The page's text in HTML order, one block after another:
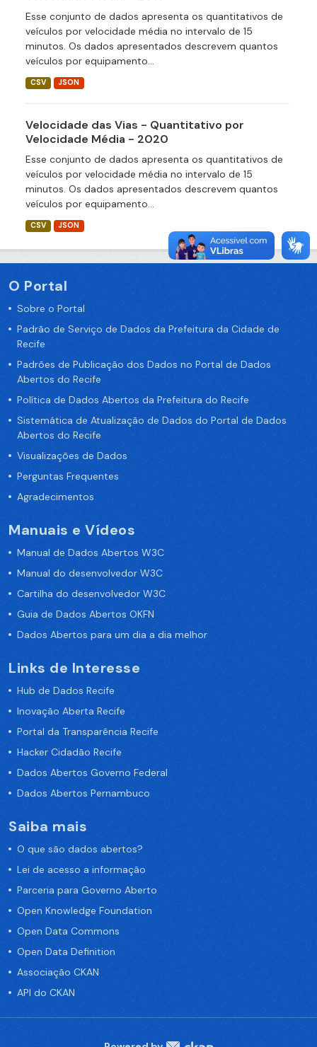
Esse conjunto de dados apresenta os quantitativos de
veículos por velocidade média no intervalo de 15
minutos. Os dados apresentados descrevem quantos
veículos por equipamento...
CSV JSON
Velocidade das Vias - Quantitativo por
Velocidade Média - 2020
Esse conjunto de dados apresenta os quantitativos de
veículos por velocidade média no intervalo de 15
minutos. Os dados apresentados descrevem quantos
veículos por equipamento...
CSV JSON
O Portal
Sobre o Portal
Padrão de Serviço de Dados da Prefeitura da Cidade de
Recife
Padrões de Publicação dos Dados no Portal de Dados
Abertos do Recife
Política de Dados Abertos da Prefeitura do Recife
Sistemática de Atualização de Dados do Portal de Dados
Abertos do Recife
Visualizações de Dados
Perguntas Frequentes
Agradecimentos
Manuais e Vídeos
Manual de Dados Abertos W3C
Manual do desenvolvedor W3C
Cartilha do desenvolvedor W3C
Guia de Dados Abertos OKFN
Dados Abertos para um dia a dia melhor
Links de Interesse
Hub de Dados Recife
Inovação Aberta Recife
Portal da Transparência Recife
Hacker Cidadão Recife
Dados Abertos Governo Federal
Dados Abertos Pernambuco
Saiba mais
O que são dados abertos?
Lei de acesso a informação
Parceria para Governo Aberto
Open Knowledge Foundation
Open Data Commons
Open Data Definition
Associação CKAN
API do CKAN